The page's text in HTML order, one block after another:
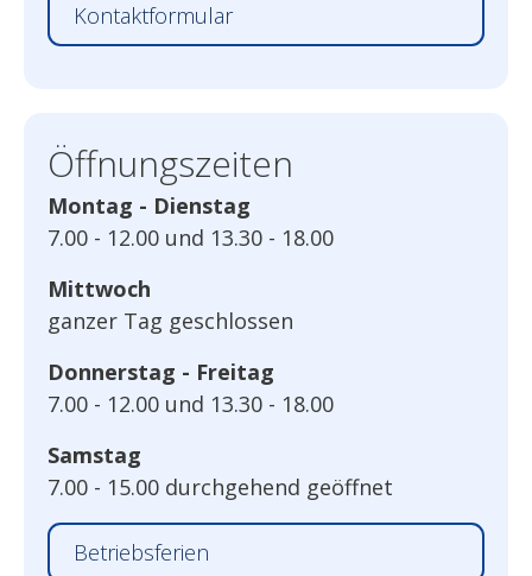
Kontaktformular
Öffnungszeiten
Montag - Dienstag
7.00 - 12.00 und 13.30 - 18.00
Mittwoch
ganzer Tag geschlossen
Donnerstag - Freitag
7.00 - 12.00 und 13.30 - 18.00
Samstag
7.00 - 15.00 durchgehend geöffnet
Betriebsferien